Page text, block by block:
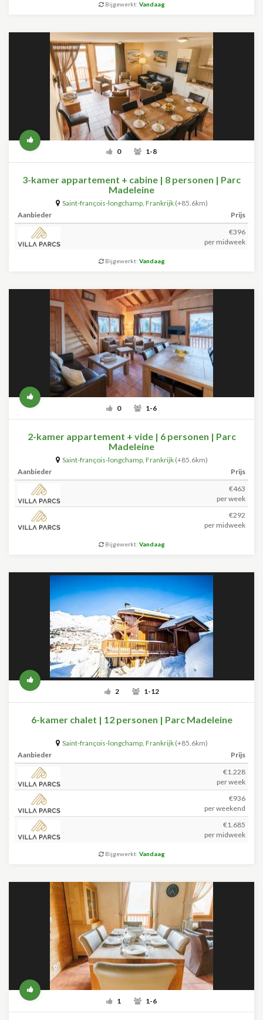
Bijgewerkt: Vandaag
0 1-8
3-kamer appartement + cabine | 8 personen | Parc
Madeleine
Saint-françois-longchamp, Frankrijk (+85.6km)
Aanbieder
Prijs
€396
per midweek
Bijgewerkt: Vandaag
0 1-6
2-kamer appartement + vide | 6 personen | Parc
Madeleine
Saint-françois-longchamp, Frankrijk (+85.6km)
Aanbieder
Prijs
€463
per week
€292
per midweek
Bijgewerkt: Vandaag
2 1-12
6-kamer chalet | 12 personen | Parc Madeleine
Saint-françois-longchamp, Frankrijk (+85.6km)
Aanbieder
Prijs
€1.228
per week
€936
per weekend
€1.685
per midweek
Bijgewerkt: Vandaag
1 1-6